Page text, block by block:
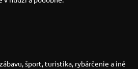
šport, turistika, rybárčenie a iné